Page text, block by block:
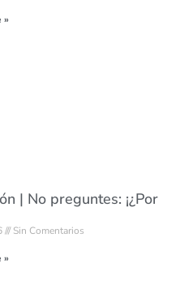
»
| No preguntes: ¡¿Por
Sin Comentarios
»